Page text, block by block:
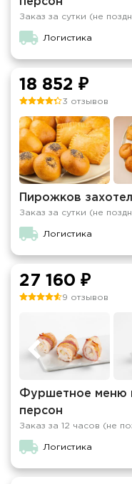
Заказ за сутки (не
Логистика
18 852 ₽
3 отзывов
Пирожков
Заказ за сутки (не
Логистика
27 160 ₽
9 отзывов
Фуршетное меню
персон
Заказ за 12 часов (не
Логистика